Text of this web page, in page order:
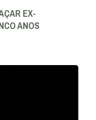
EX-
ANOS